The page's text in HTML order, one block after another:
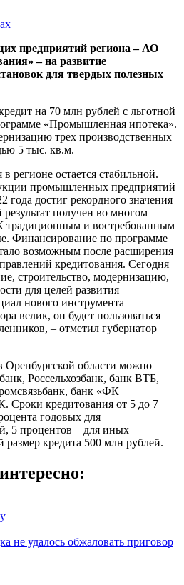
предприятий региона – АО
– на развитие
для твердых полезных
на 70 млн рублей с льготной
«Промышленная ипотека».
трех производственных
5 тыс. кв.м.
регионе остается стабильной.
промышленных предприятий
года достиг рекордного значения
получен во многом
традиционным и востребованным
Финансирование по программе
возможным после расширения
кредитования. Сегодня
строительство, модернизацию,
для целей развития
нового инструмента
велик, он будет пользоваться
– отметил губернатор
области можно
Россельхозбанк, банк ВТБ,
банк «ФК
кредитования от 5 до 7
годовых для
5 процентов – для иных
кредита 500 млн рублей.
не удалось обжаловать приговор